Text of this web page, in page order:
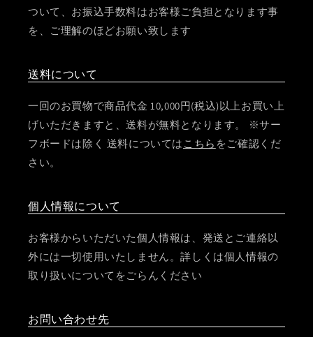
ついて、お振込手数料はお客様ご負担となります事
を、ご理解のほどお願い致します
送料について
一回のお買物で商品代金 10,000円(税込)以上お買い上
げいただきますと、送料が無料となります。 ※サー
フボードは除く 送料については こちら をご確認くだ
さい。
個人情報について
お客様からいただいた個人情報は、発送とご連絡以
外には一切使用いたしません。詳しくは個人情報の
取り扱いについてをごらんください
お問い合わせ先